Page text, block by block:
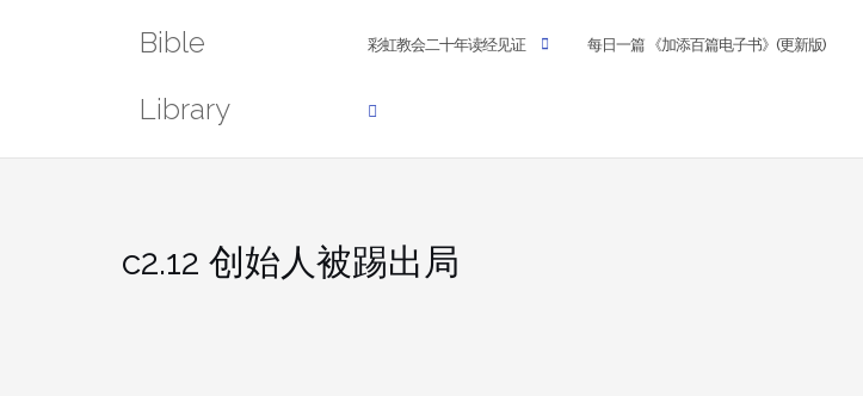
Bible
Library
彩虹教会二十年读经见证 每日一篇 《加添百篇电子书》(更新版)
c2.12 创始人被踢出局